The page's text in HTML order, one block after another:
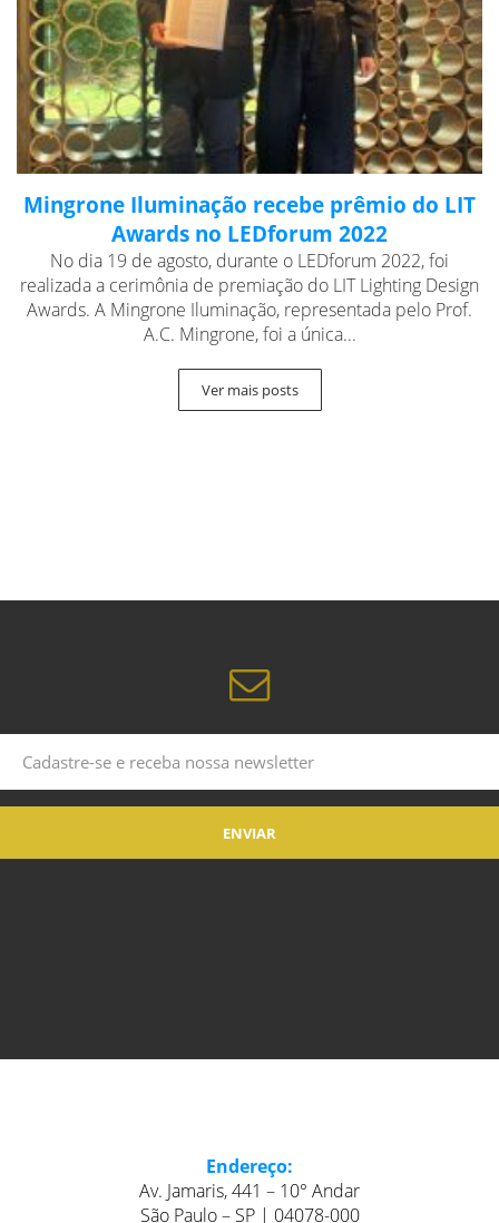
Mingrone Iluminação recebe prêmio do LIT
Awards no LEDforum 2022
No dia 19 de agosto, durante o LEDforum 2022, foi
realizada a cerimônia de premiação do LIT Lighting Design
Awards. A Mingrone Iluminação, representada pelo Prof.
A.C. Mingrone, foi a única...
Ver mais posts
Endereço:
Av. Jamaris, 441 – 10° Andar
São Paulo – SP | 04078-000